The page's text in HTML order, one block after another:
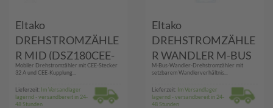
Eltako
DREHSTROMZÄHLE
R MID (DSZ180CEE-
32A MID)
Mobiler Drehstromzähler mit CEE-Stecker
32 A und CEE-Kupplung...
Lieferzeit: Im Versandlager
lagernd - versandbereit in 24-
48 Stunden
Eltako
DREHSTROMZÄHLE
R WANDLER M-BUS
(DSZ15WDM-3X5A
MID)
M-Bus-Wandler-Drehstromzähler mit
setzbarem Wandlerverhältnis...
Lieferzeit: Im Versandlager
lagernd - versandbereit in 24-
48 Stunden